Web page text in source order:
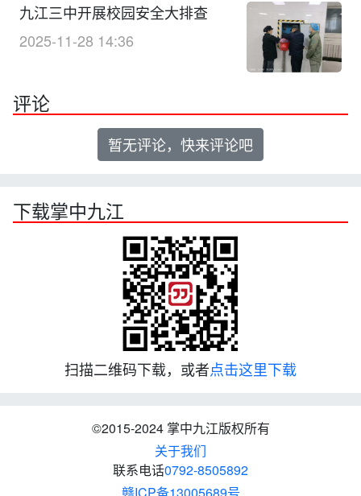
九江三中开展校园安全大排查
2025-11-28 14:36
评论
暂无评论，快来评论吧
下载掌中九江
扫描二维码下载，或者点击这里下载
©2015-2024 掌中九江版权所有
关于我们
联系电话0792-8505892